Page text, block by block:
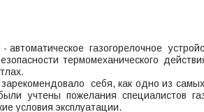
автоматическое газогорелочное
термомеханического
зарекомендовало себя, как одно из
учтены пожелания специалистов
условия эксплуатации.